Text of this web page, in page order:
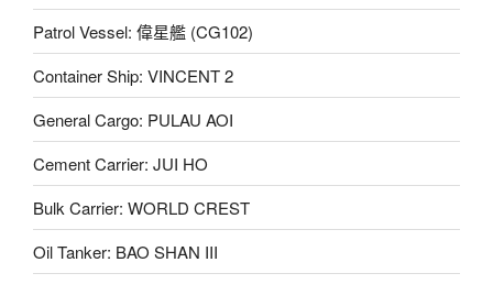
Patrol Vessel: 偉星艦 (CG102)
Container Ship: VINCENT 2
General Cargo: PULAU AOI
Cement Carrier: JUI HO
Bulk Carrier: WORLD CREST
Oil Tanker: BAO SHAN III